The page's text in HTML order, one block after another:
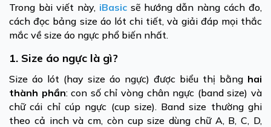
Trong bài viết này, iBasicsẽ hướng dẫn nàng cách đo,
cách đọc bảng size áo lót chi tiết, và giải đáp mọi thắc
mắc về size áo ngực phổ biến nhất.
1. Size áo ngực là gì?
Size áo lót (hay size áo ngực) được biểu thị bằng hai
thành phần: con số chỉ vòng chân ngực (band size) và
chữ cái chỉ cúp ngực (cup size). Band size thường ghi
theo cả inch và cm, còn cup size dùng chữ A, B, C, D,